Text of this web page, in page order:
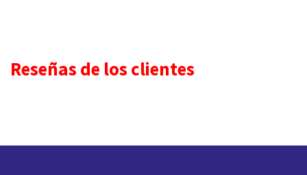
Reseñas de los clientes